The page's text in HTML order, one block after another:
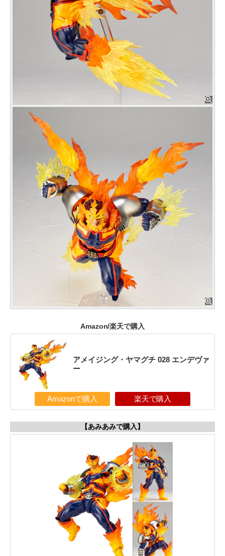
Amazon/楽天で購入
アメイジング・ヤマグチ 028 エンデヴァ
ー
Amazonで購入 楽天で購入
【あみあみで購入】